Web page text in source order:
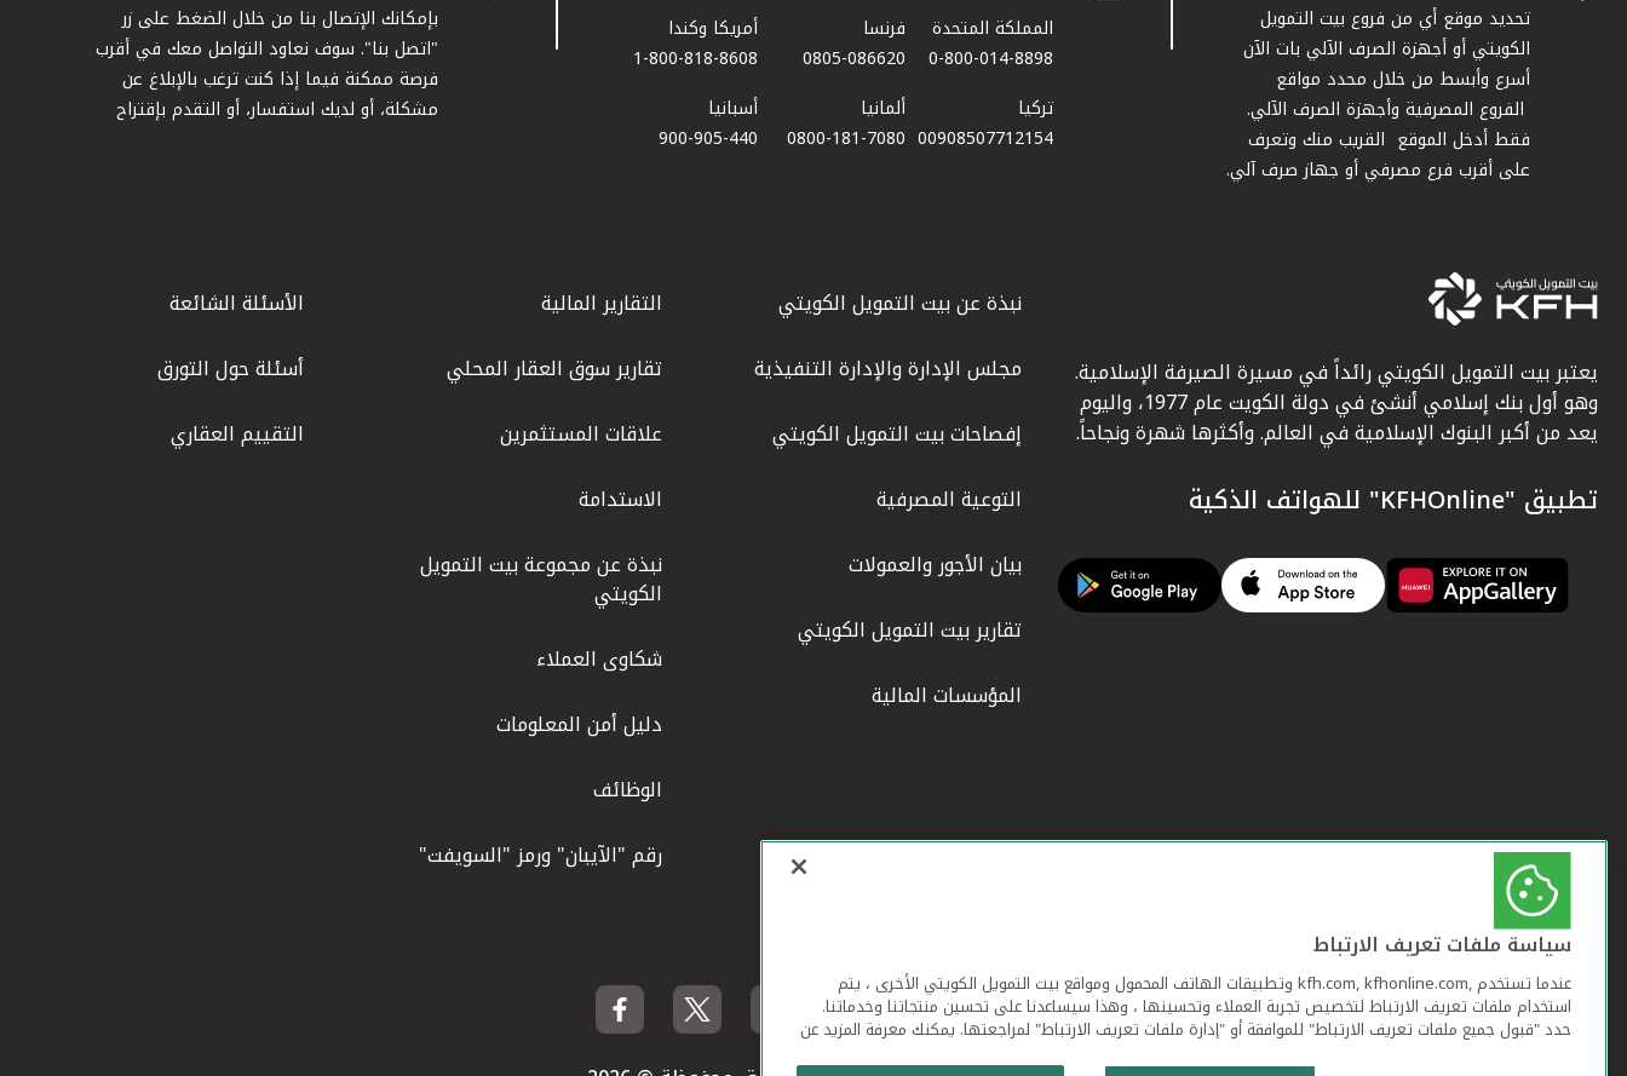
تحديد موقع أي من فروع بيت التمويل
الكويتي أو أجهزة الصرف الآلي بات الآن
أسرع وأبسط من خلال محدد مواقع
الفروع المصرفية وأجهزة الصرف الآلي.
فقط أدخل الموقع القريب منك وتعرف
على أقرب فرع مصرفي أو جهاز صرف آلي.
المملكة المتحدة
0-800-014-8898
فرنسا
0805-086620
أمريكا وكندا
1-800-818-8608
تركيا
00908507712154​
ألمانيا
0800-181-7080
أسبانيا
900-905-440
بإمكانك الإتصال بنا من خلال الضغط على زر
"اتصل بنا". سوف نعاود التواصل معك في أقرب
فرصة ممكنة فيما إذا كنت ترغب بالإبلاغ عن
مشكلة، أو لديك استفسار، أو التقدم بإقتراح
يعتبر بيت التمويل الكويتي رائداً في مسيرة الصيرفة الإسلامية.
وهو أول بنك إسلامي أنشئ في دولة الكويت عام 1977، واليوم
يعد من أكبر البنوك الإسلامية في العالم. وأكثرها شهرة ونجاحاً.
تطبيق "KFHOnline" للهواتف الذكية
نبذة عن بيت التمويل الكويتي
مجلس الإدارة والإدارة التنفيذية
إفصاحات بيت التمويل الكويتي
التوعية المصرفية
بيان الأجور والعمولات
تقارير بيت التمويل الكويتي
المؤسسات المالية
التقارير المالية
تقارير سوق العقار المحلي
علاقات المستثمرين
الاستدامة
نبذة عن مجموعة بيت التمويل
الكويتي
شكاوى العملاء
دليل أمن المعلومات
الوظائف
رقم "الآيبان" ورمز "السويفت"
الأسئلة الشائعة
أسئلة حول التورق
التقييم العقاري
سياسة ملفات تعريف الارتباط
عندما تستخدم ,kfh.com, kfhonline.com وتطبيقات الهاتف المحمول ومواقع بيت التمويل الكويتي الأخرى ، يتم
استخدام ملفات تعريف الارتباط لتخصيص تجربة العملاء وتحسينها ، وهذا سيساعدنا على تحسين منتجاتنا وخدماتنا.
حدد "قبول جميع ملفات تعريف الارتباط" للموافقة أو "إدارة ملفات تعريف الارتباط" لمراجعتها. يمكنك معرفة المزيد عن